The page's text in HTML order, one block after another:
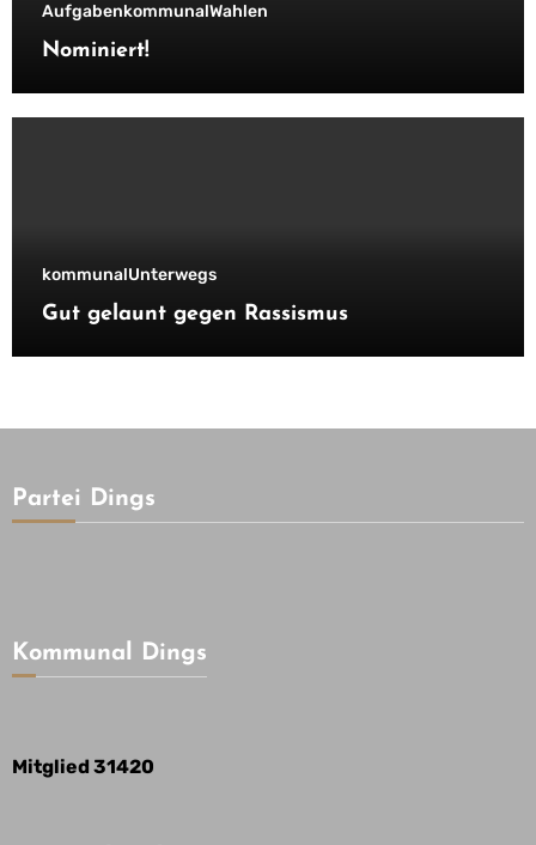
AufgabenkommunalWahlen
Nominiert!
kommunalUnterwegs
Gut gelaunt gegen Rassismus
Partei Dings
Kommunal Dings
Mitglied 31420